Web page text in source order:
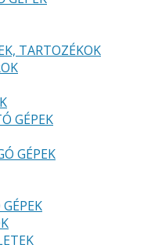
TARTOZÉKOK
GÉPEK
GÉPEK